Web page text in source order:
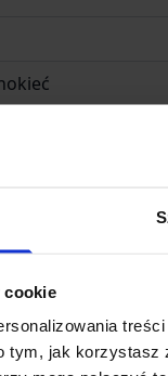
cookie
tym, jak